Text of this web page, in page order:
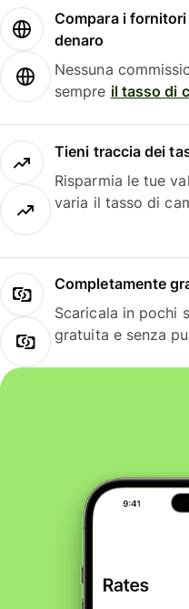
Compara i
denaro
Nessuna
sempre il tasso di
Tieni traccia dei
Risparmia le tue
varia il tasso di
Completamente
Scaricala in pochi
gratuita e senza